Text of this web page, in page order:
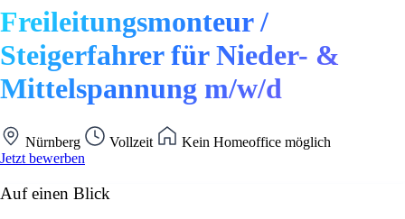
Freileitungsmonteur /
Steigerfahrer für Nieder- &
Mittelspannung m/w/d
Nürnberg Vollzeit
Kein Homeoffice möglich
Jetzt bewerben
Auf einen Blick